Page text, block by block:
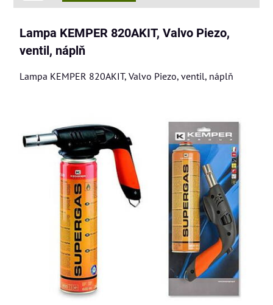
Lampa KEMPER 820AKIT, Valvo Piezo,
ventil, náplň
Lampa KEMPER 820AKIT, Valvo Piezo, ventil, náplň